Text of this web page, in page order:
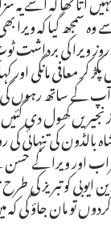
سمجھ گیا کہ ویرا
ویرا کی
کر معافی مانگی
ساتھ رہوں گی
کھول دی
بالڈون کی تنہائی
اور ویرا کے
ایوبی کو تبریز کی
تو مان جاؤ گی کہ